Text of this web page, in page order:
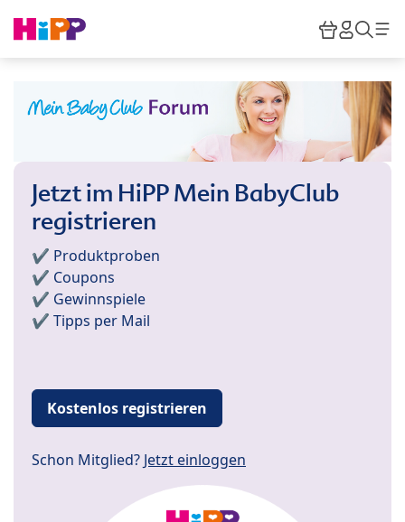
HiPP
Jetzt im HiPP Mein BabyClub
registrieren
✔️ Produktproben
✔️ Coupons
✔️ Gewinnspiele
✔️ Tipps per Mail
Kostenlos registrieren
Schon Mitglied? Jetzt einloggen